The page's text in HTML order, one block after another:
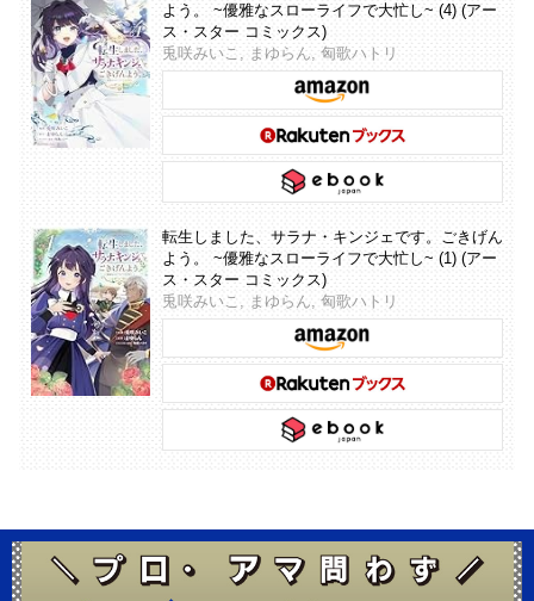
よう。 ~優雅なスローライフで大忙し~ (4) (アー
ス・スター コミックス)
兎咲みいこ, まゆらん, 匈歌ハトリ
転生しました、サラナ・キンジェです。ごきげん
よう。 ~優雅なスローライフで大忙し~ (1) (アー
ス・スター コミックス)
兎咲みいこ, まゆらん, 匈歌ハトリ